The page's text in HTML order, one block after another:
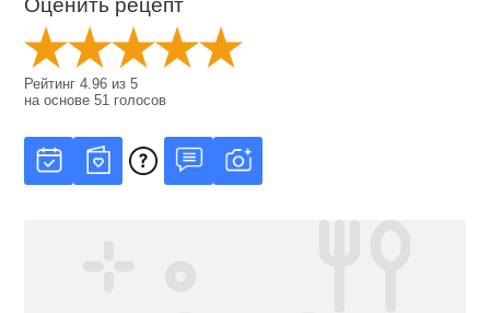
Оценить рецепт
Рейтинг4.96 из5
на основе51 голосов